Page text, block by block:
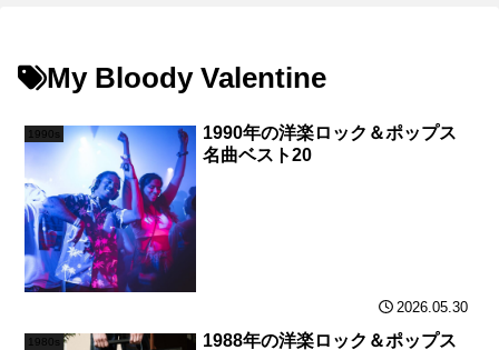
My Bloody Valentine
1990s
1990年の洋楽ロック＆ポップス
名曲ベスト20
2026.05.30
1980s 1988年の洋楽ロック＆ポップス